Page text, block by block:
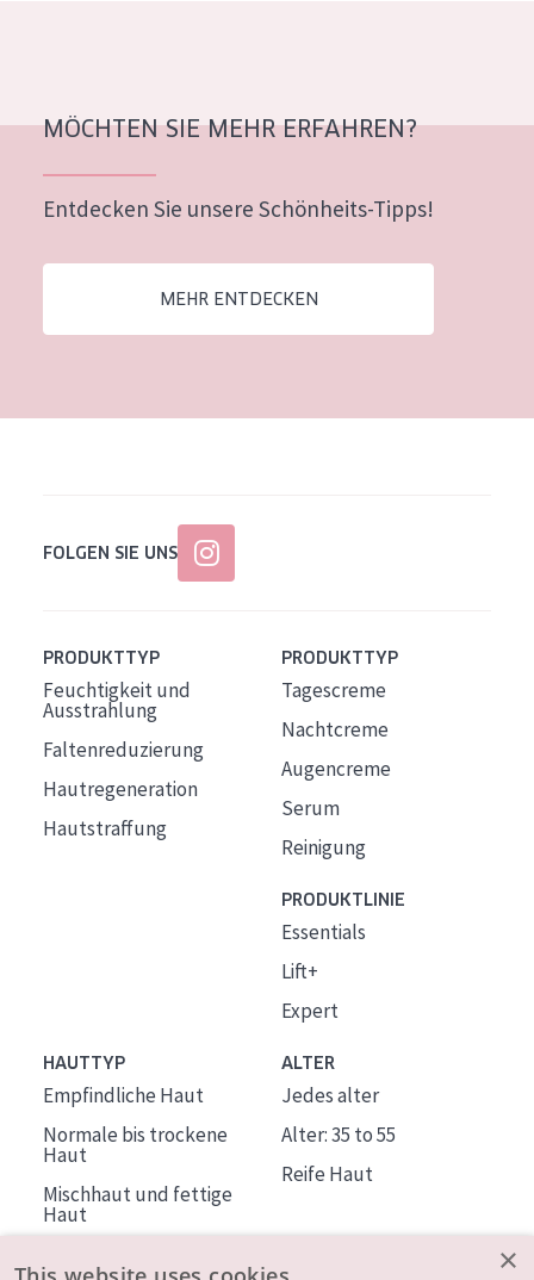
Jedes alter
MÖCHTEN SIE MEHR ERFAHREN?
Entdecken Sie unsere Schönheits-Tipps!
MEHR ENTDECKEN
FOLGEN SIE UNS
PRODUKTTYP
Feuchtigkeit und
Ausstrahlung
Faltenreduzierung
Hautregeneration
Hautstraffung
PRODUKTTYP
Tagescreme
Nachtcreme
Augencreme
Serum
Reinigung
PRODUKTLINIE
Essentials
Lift+
Expert
HAUTTYP
Empfindliche Haut
Normale bis trockene
Haut
Mischhaut und fettige
Haut
ALTER
Jedes alter
Alter: 35 to 55
Reife Haut
×